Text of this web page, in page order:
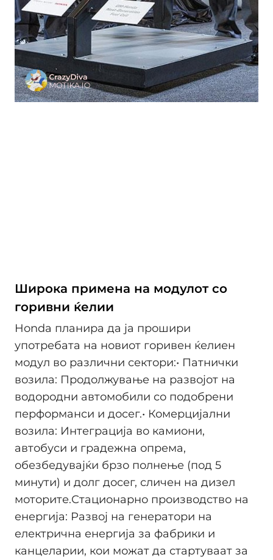
Широка примена на модулот со
горивни ќелии
Honda планира да ја прошири
употребата на новиот горивен ќелиен
модул во различни сектори:​ • Патнички
возила: Продолжување на развојот на
водородни автомобили со подобрени
перформанси и досег.​ • Комерцијални
возила: Интеграција во камиони,
автобуси и градежна опрема,
обезбедувајќи брзо полнење (под 5
минути) и долг досег, сличен на дизел
моторите.​ Стационарно производство на
енергија: Развој на генератори на
електрична енергија за фабрики и
канцеларии, кои можат да стартуваат за